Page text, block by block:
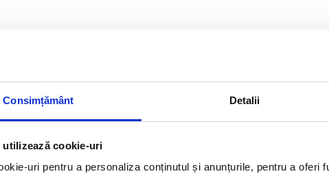
Consimțământ Detalii
utilizează cookie-uri
uri pentru a personaliza conținutul și anunțurile, pentru a oferi